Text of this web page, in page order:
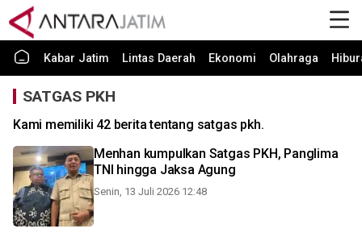
Kabar Jatim Lintas Daerah Ekonomi Olahraga
SATGAS PKH
Kami memiliki 42 berita tentang satgas pkh.
Menhan kumpulkan Satgas PKH, Panglima
TNI hingga Jaksa Agung
Senin, 13 Juli 2026 12:48